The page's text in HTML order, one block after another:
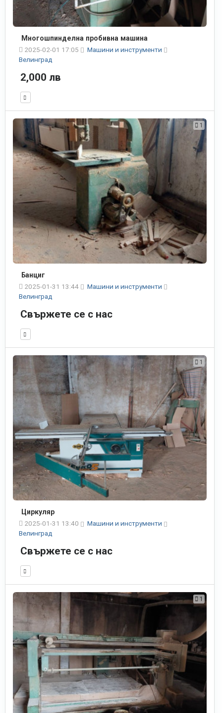
Многошпинделна пробивна машина
2025-02-01 17:05
Машини и инструменти
Велинград
2,000 лв
1
Банциг
2025-01-31 13:44
Машини и инструменти
Велинград
Свържете се с нас
1
Циркуляр
2025-01-31 13:40
Машини и инструменти
Велинград
Свържете се с нас
1